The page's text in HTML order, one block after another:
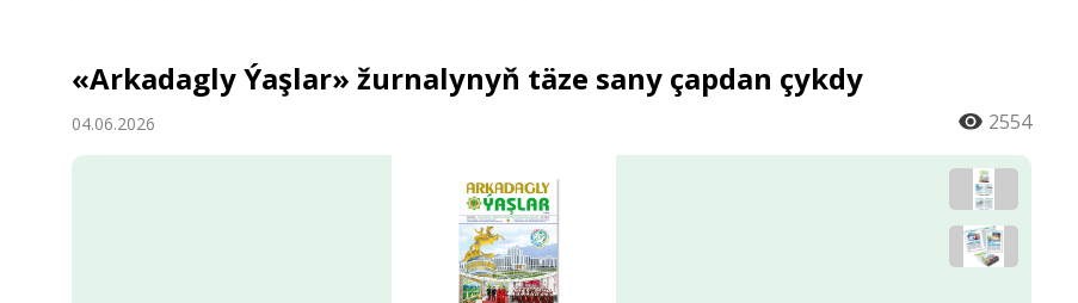
Hyzmatdaşlyk
«Arkadagly Ýaşlar» žurnalynyň täze sany çapdan çykdy
04.06.2026 2554